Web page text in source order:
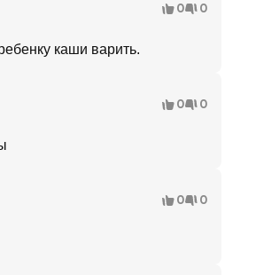
0 0
каши варить.
0 0
0 0